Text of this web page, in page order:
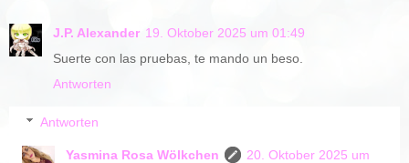
J.P. Alexander 19. Oktober 2025 um 01:49
Suerte con las pruebas, te mando un beso.
Antworten
Antworten
Yasmina Rosa Wölkchen
20. Oktober 2025 um